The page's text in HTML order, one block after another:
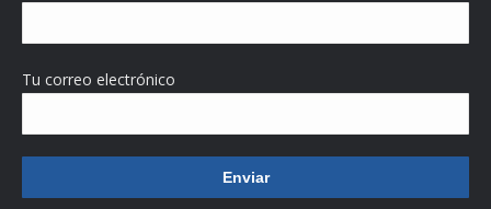
Tu correo electrónico